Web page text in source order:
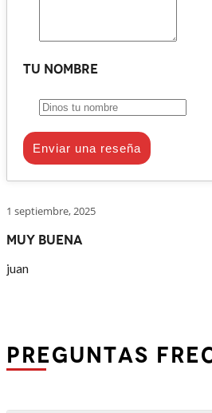
Tu nombre
Enviar una reseña
1 septiembre, 2025
Muy buena
juan
PREGUNTAS